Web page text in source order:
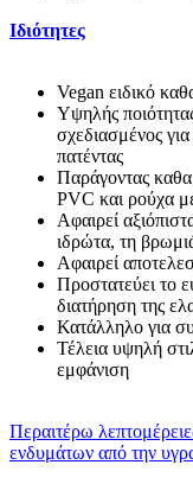
Ιδιότητες
Vegan ειδικό
Υψηλής
σχεδιασμένος
πατέντας
Παράγοντας
PVC και ρούχα
Αφαιρεί
ιδρώτα, τη
Αφαιρεί
Προστατεύει το
διατήρηση της
Κατάλληλο για
Τέλεια υψηλή
εμφάνιση
Περαιτέρω
ενδυμάτων από την